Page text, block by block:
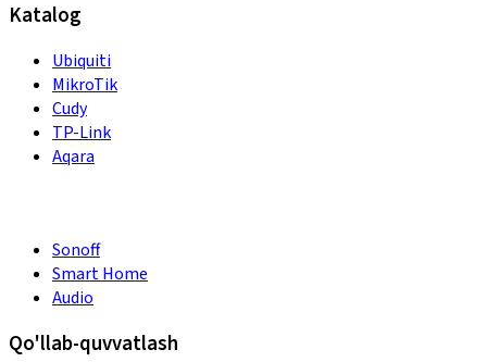
Katalog
Ubiquiti
MikroTik
Cudy
TP-Link
Aqara
Sonoff
Smart Home
Audio
Qo'llab-quvvatlash